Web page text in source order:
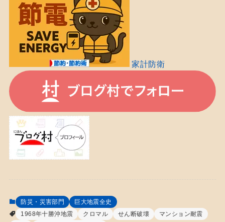
家計防衛
防災・災害部門
巨大地震全史
1968年十勝沖地震
クロマル せん断破壊
マンション耐震